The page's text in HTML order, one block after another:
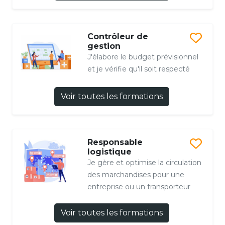
Contrôleur de
gestion
J'élabore le budget prévisionnel
et je vérifie qu'il soit respecté
Voir toutes les formations
Responsable
logistique
Je gère et optimise la circulation
des marchandises pour une
entreprise ou un transporteur
Voir toutes les formations